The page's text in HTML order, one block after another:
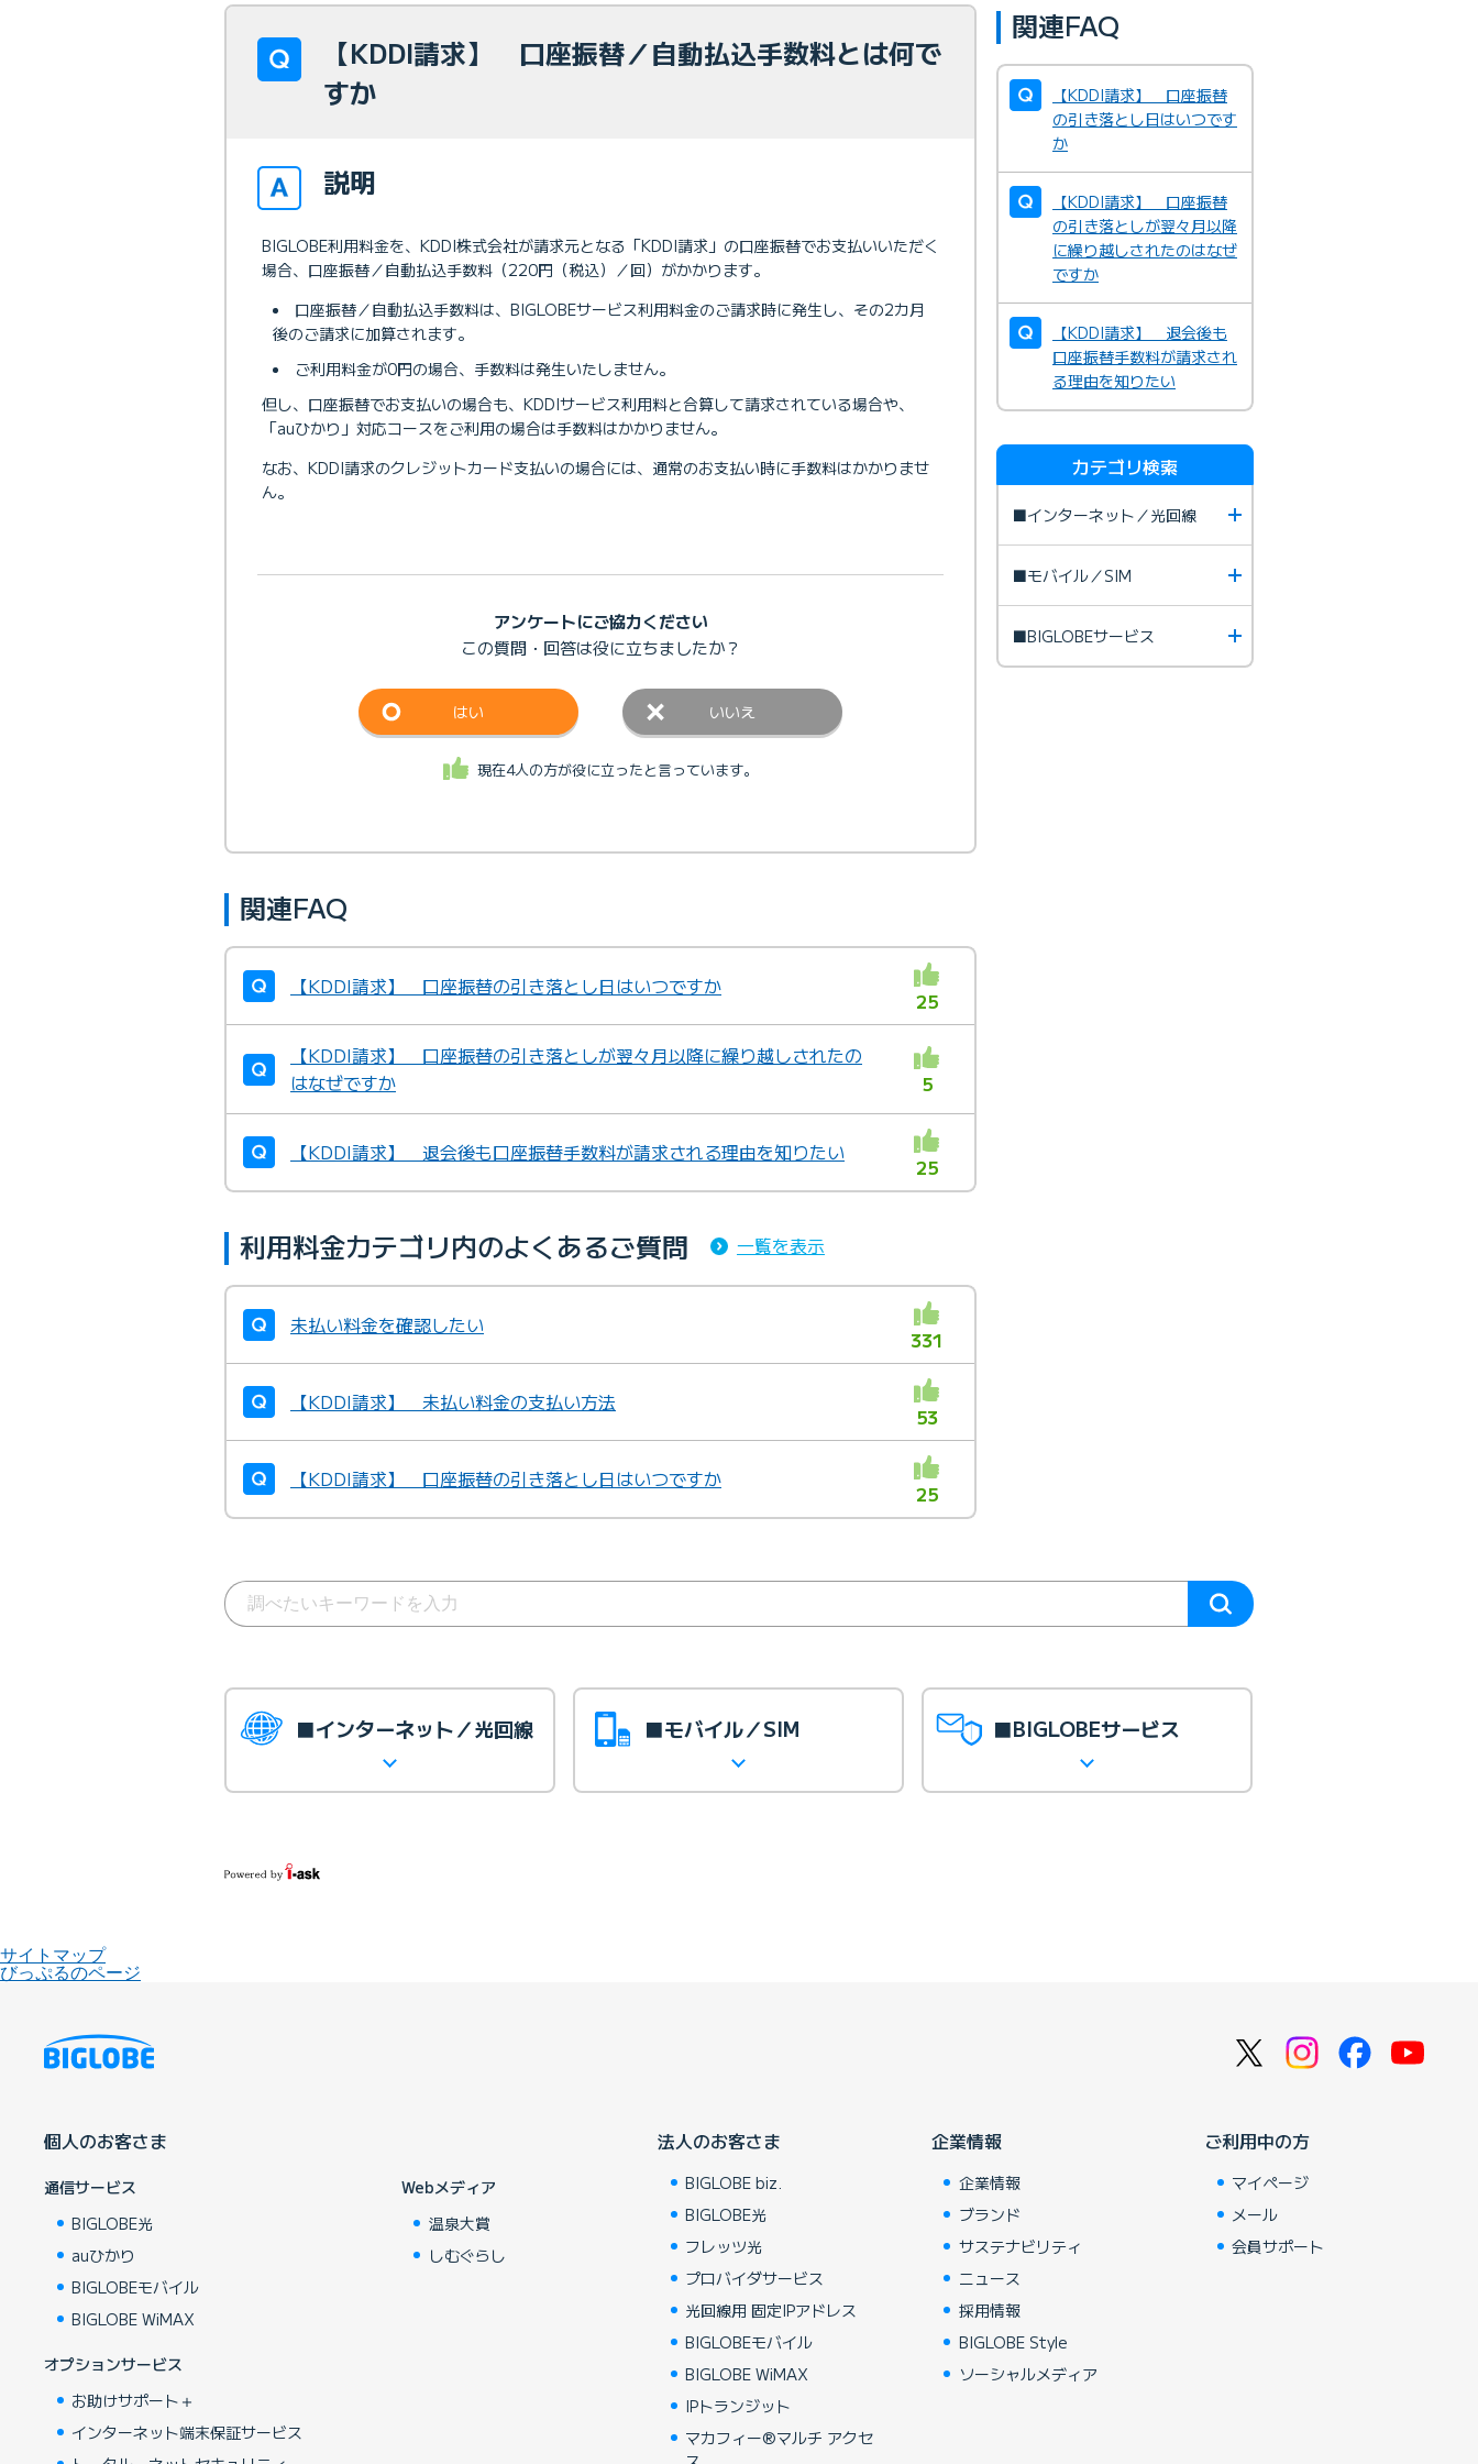
【KDDI請求】 口座振替／自動払込手数料とは何で
すか
説明
BIGLOBE利用料金を、KDDI株式会社が請求元となる「KDDI請求」の口座振替でお支払いいただく
場合、口座振替／自動払込手数料（220円（税込）／回）がかかります。
口座振替／自動払込手数料は、BIGLOBEサービス利用料金のご請求時に発生し、その2カ月
後のご請求に加算されます。
ご利用料金が0円の場合、手数料は発生いたしません。
但し、口座振替でお支払いの場合も、KDDIサービス利用料と合算して請求されている場合や、
「auひかり」対応コースをご利用の場合は手数料はかかりません。
なお、KDDI請求のクレジットカード支払いの場合には、通常のお支払い時に手数料はかかりませ
ん。
アンケートにご協力ください
この質問・回答は役に立ちましたか？
はい いいえ
現在4人の方が役に立ったと言っています。
関連FAQ
【KDDI請求】 口座振替の引き落とし日はいつですか
25
【KDDI請求】 口座振替の引き落としが翌々月以降に繰り越しされたの
はなぜですか
5
【KDDI請求】 退会後も口座振替手数料が請求される理由を知りたい
25
利用料金カテゴリ内のよくあるご質問 一覧を表示
未払い料金を確認したい
331
【KDDI請求】 未払い料金の支払い方法
53
【KDDI請求】 口座振替の引き落とし日はいつですか
25
関連FAQ
【KDDI請求】 口座振替
の引き落とし日はいつです
か
【KDDI請求】 口座振替
の引き落としが翌々月以降
に繰り越しされたのはなぜ
ですか
【KDDI請求】 退会後も
口座振替手数料が請求され
る理由を知りたい
カテゴリ検索
■インターネット／光回線
■モバイル／SIM
■BIGLOBEサービス
■インターネット／光回線 ■モバイル／SIM ■BIGLOBEサービス
サイトマップ
びっぷるのページ
個人のお客さま
通信サービス
BIGLOBE光
auひかり
BIGLOBEモバイル
BIGLOBE WiMAX
オプションサービス
お助けサポート＋
インターネット端末保証サービス
Webメディア
温泉大賞
しむぐらし
法人のお客さま
BIGLOBE biz.
BIGLOBE光
フレッツ光
プロバイダサービス
光回線用 固定IPアドレス
BIGLOBEモバイル
BIGLOBE WiMAX
IPトランジット
マカフィー®マルチ アクセ
企業情報
企業情報
ブランド
サステナビリティ
ニュース
採用情報
BIGLOBE Style
ソーシャルメディア
ご利用中の方
マイページ
メール
会員サポート